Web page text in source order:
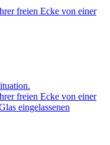
freien Ecke von einer
freien Ecke von einer
eingelassenen